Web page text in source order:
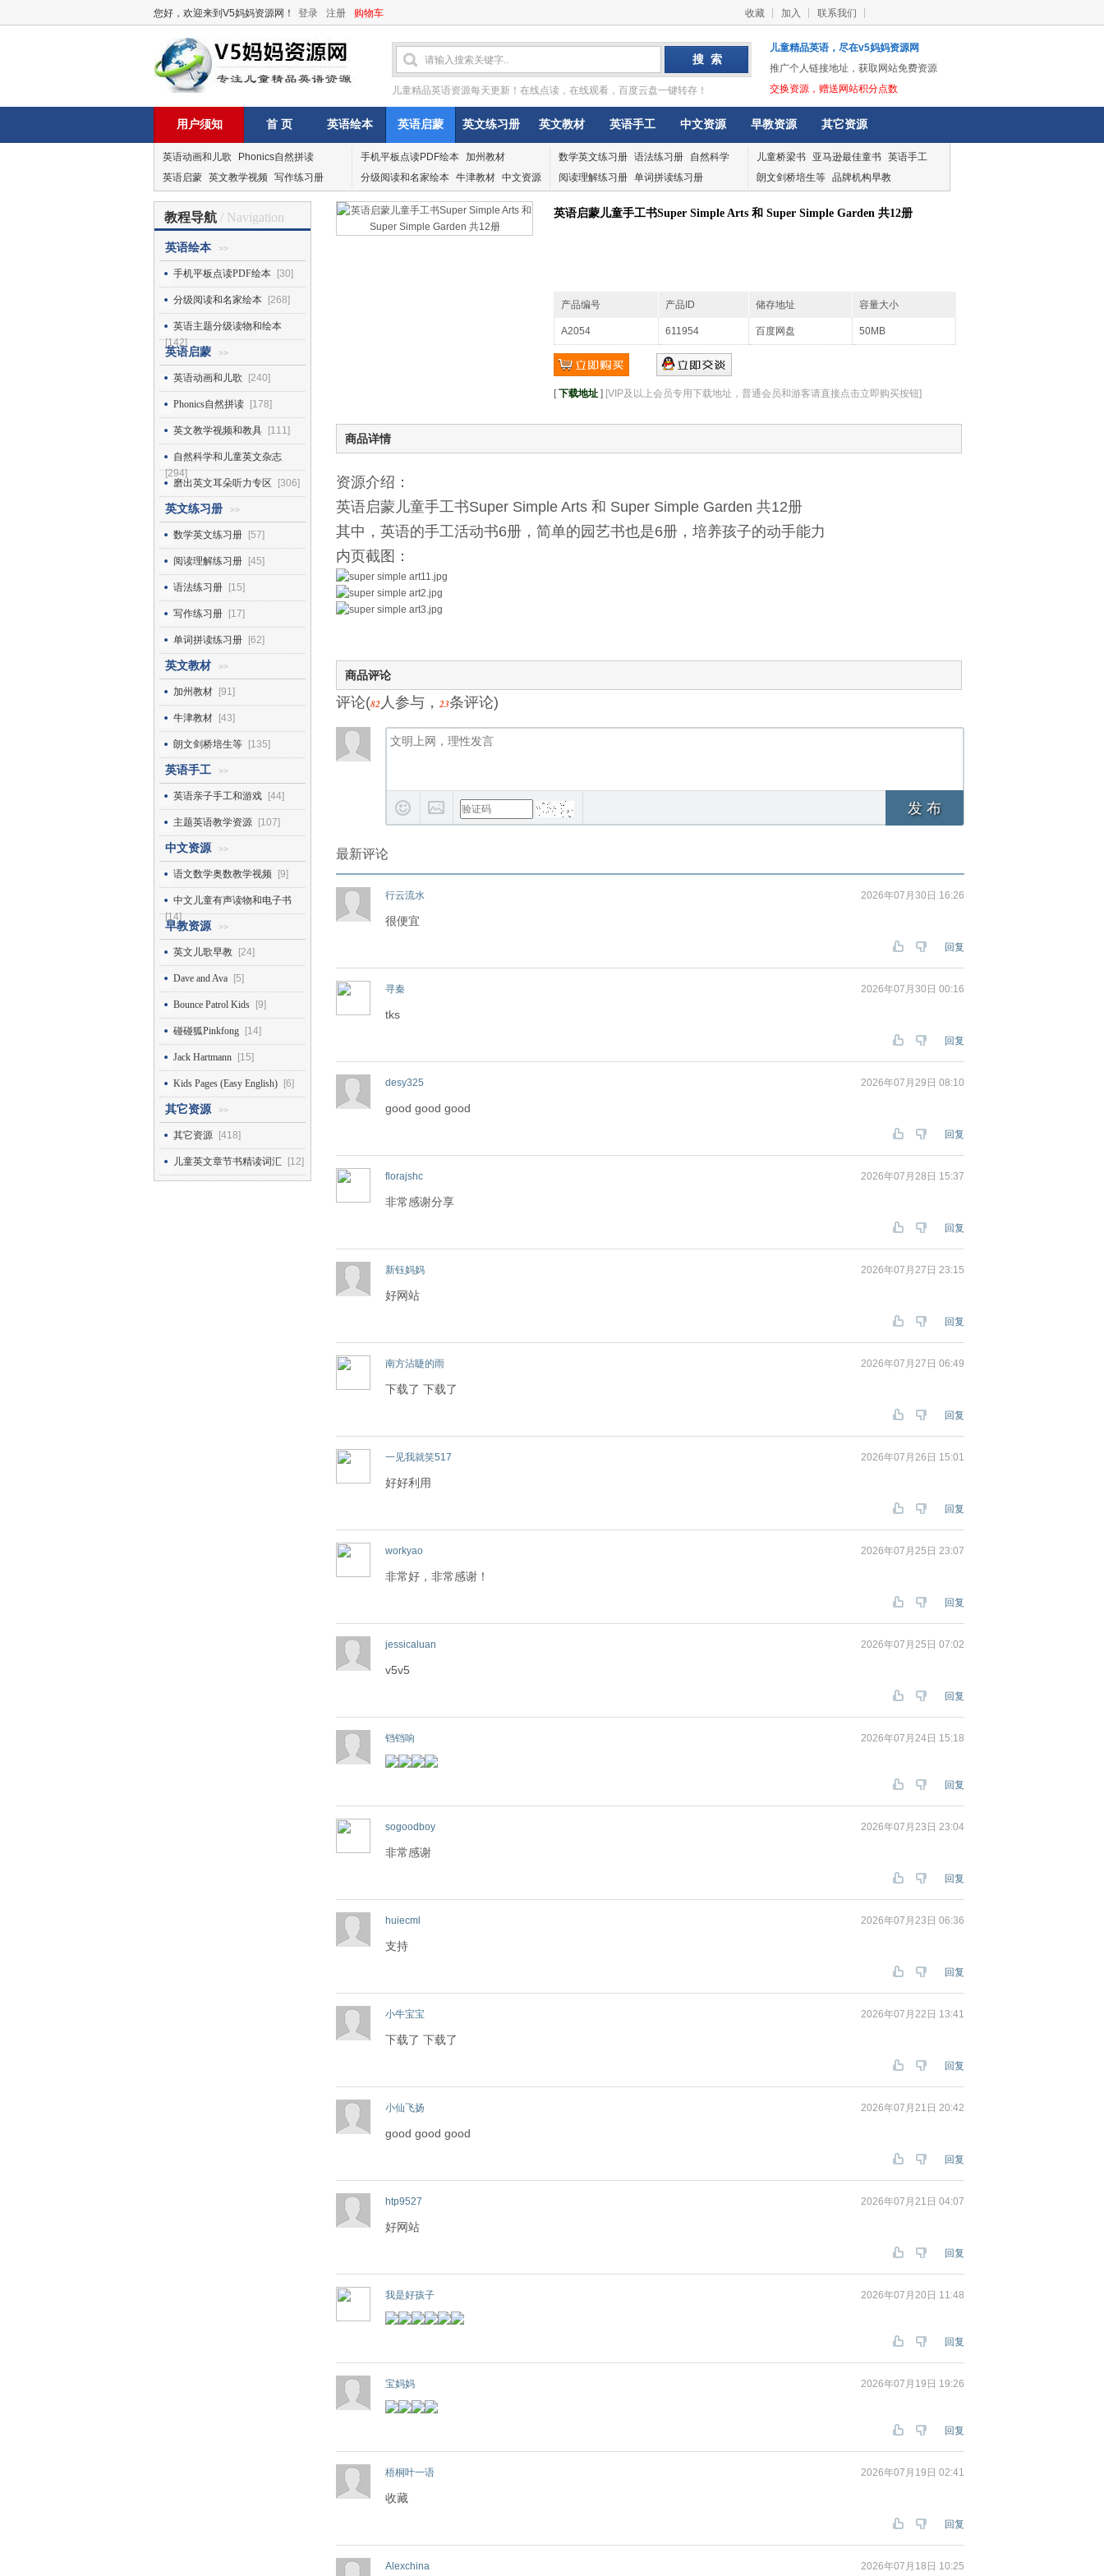
您好，欢迎来到V5妈妈资源网！ 登录 注册 购物车 收藏 加入 联系我们
儿童精品英语资源每天更新！在线点读，在线观看，百度云盘一键转存！
儿童精品英语，尽在v5妈妈资源网
推广个人链接地址，获取网站免费资源
交换资源，赠送网站积分点数
用户须知 首 页 英语绘本 英语启蒙 英文练习册 英文教材 英语手工 中文资源 早教资源 其它资源
英语动画和儿歌
Phonics自然拼读
英语启蒙 英文教学视频 写作练习册
手机平板点读PDF绘本 加州教材
分级阅读和名家绘本 牛津教材 中文资源
数学英文练习册 语法练习册
自然科学
阅读理解练习册 单词拼读练习册
儿童桥梁书 亚马逊最佳童书 英语手工
朗文剑桥培生等 品牌机构早教
教程导航 / Navigation
英语绘本 >>
手机平板点读PDF绘本 [30]
分级阅读和名家绘本 [268]
英语主题分级读物和绘本
[142]
英语启蒙 >>
英语动画和儿歌 [240]
Phonics自然拼读 [178]
英文教学视频和教具 [111]
自然科学和儿童英文杂志
[294]
磨出英文耳朵听力专区
[306]
英文练习册 >>
数学英文练习册 [57]
阅读理解练习册 [45]
语法练习册 [15]
写作练习册 [17]
单词拼读练习册 [62]
英文教材 >>
加州教材 [91]
牛津教材 [43]
朗文剑桥培生等 [135]
英语手工 >>
英语亲子手工和游戏 [44]
主题英语教学资源 [107]
中文资源 >>
语文数学奥数教学视频 [9]
中文儿童有声读物和电子书
[14]
早教资源 >>
英文儿歌早教 [24]
Dave and Ava [5]
Bounce Patrol Kids [9]
碰碰狐Pinkfong [14]
Jack Hartmann [15]
Kids Pages (Easy English) [6]
其它资源 >>
其它资源 [418]
儿童英文章节书精读词汇 [12]
英语启蒙儿童手工书Super Simple Arts 和 Super Simple Garden 共12册
产品编号 产品ID 储存地址 容量大小
A2054 611954 百度网盘 50MB
[下载地址 ] [VIP及以上会员专用下载地址，普通会员和游客请直接点击立即购买按钮]
商品详情
资源介绍：
英语启蒙儿童手工书Super Simple Arts 和 Super Simple Garden 共12册
其中，英语的手工活动书6册，简单的园艺书也是6册，培养孩子的动手能力
内页截图：
商品评论
评论(82人参与，23条评论)
发 布
最新评论
行云流水 2026年07月30日 16:26
很便宜
回复
寻秦 2026年07月30日 00:16
tks
回复
desy325 2026年07月29日 08:10
good good good
回复
florajshc 2026年07月28日 15:37
非常感谢分享
回复
新钰妈妈 2026年07月27日 23:15
好网站
回复
南方沾睫的雨 2026年07月27日 06:49
下载了 下载了
回复
一见我就笑517 2026年07月26日 15:01
好好利用
回复
workyao 2026年07月25日 23:07
非常好，非常感谢！
回复
jessicaluan 2026年07月25日 07:02
v5v5
回复
铛铛响 2026年07月24日 15:18
回复
sogoodboy 2026年07月23日 23:04
非常感谢
回复
huiecml 2026年07月23日 06:36
支持
回复
小牛宝宝 2026年07月22日 13:41
下载了 下载了
回复
小仙飞扬 2026年07月21日 20:42
good good good
回复
htp9527 2026年07月21日 04:07
好网站
回复
我是好孩子 2026年07月20日 11:48
回复
宝妈妈 2026年07月19日 19:26
回复
梧桐叶一语 2026年07月19日 02:41
收藏
回复
Alexchina 2026年07月18日 10:25